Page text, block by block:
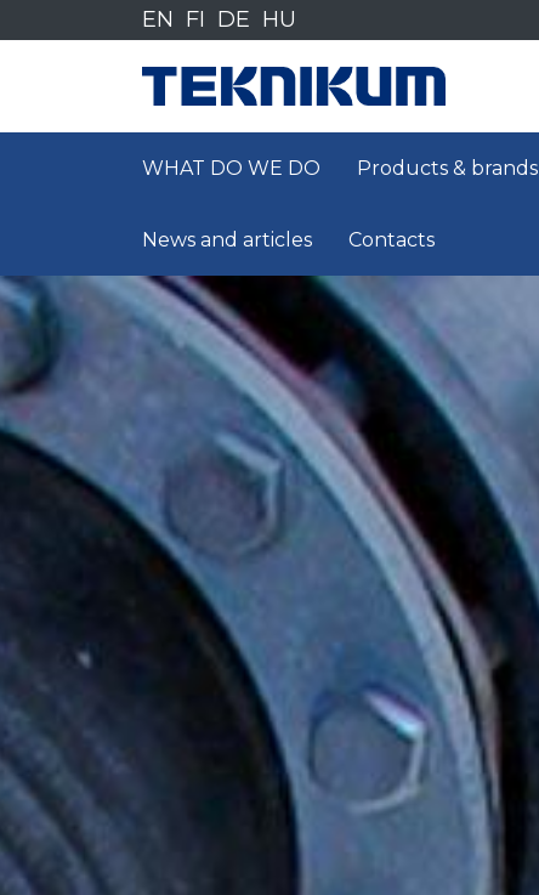
sisältöön
EN FI DE HU
WHAT DO WE DO Products & brands
News and articles Contacts